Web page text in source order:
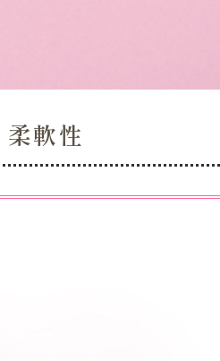
軟性